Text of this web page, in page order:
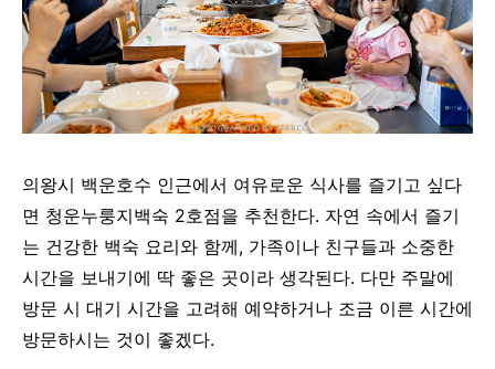
의왕시 백운호수 인근에서 여유로운 식사를 즐기고 싶다
면 청운누룽지백숙 2호점을 추천한다. 자연 속에서 즐기
는 건강한 백숙 요리와 함께, 가족이나 친구들과 소중한
시간을 보내기에 딱 좋은 곳이라 생각된다. 다만 주말에
방문 시 대기 시간을 고려해 예약하거나 조금 이른 시간에
방문하시는 것이 좋겠다.